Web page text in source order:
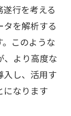
行を考える
を解析する
このような
、より高度な
入し、活用す
になります